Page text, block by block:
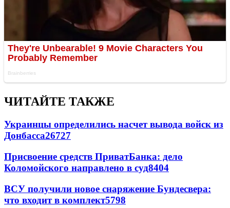
ЧИТАЙТЕ ТАКЖЕ
Украинцы определились насчет вывода войск из
Донбасса26727
Присвоение средств ПриватБанка: дело
Коломойского направлено в суд8404
ВСУ получили новое снаряжение Бундесвера:
что входит в комплект5798